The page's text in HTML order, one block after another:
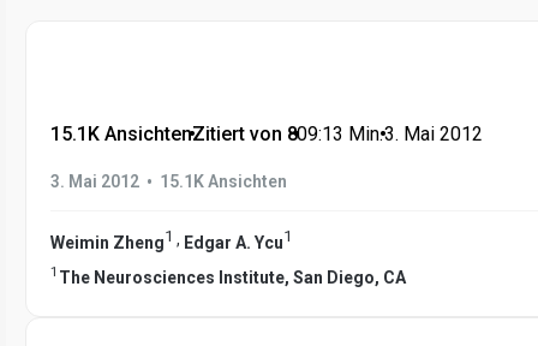
15.1K Ansichten•Zitiert von 8•09:13 Min.•3. Mai 2012
3. Mai 2012 • 15.1K Ansichten
Weimin Zheng1 , Edgar A. Ycu1
1 The Neurosciences Institute, San Diego, CA